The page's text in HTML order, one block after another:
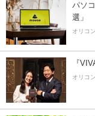
パソ
選」
オリコ
『
オリコ